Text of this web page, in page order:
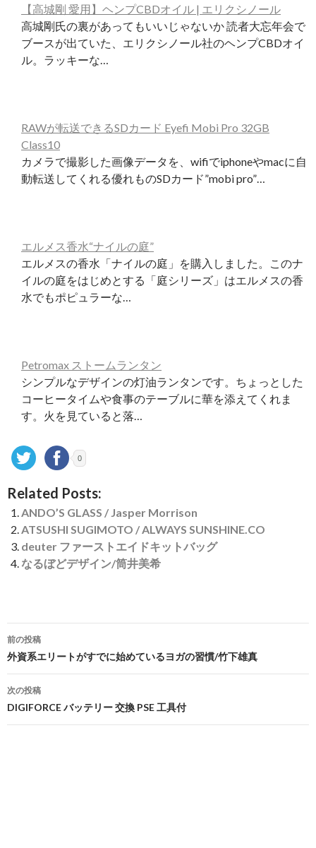
【高城剛 愛用】ヘンプCBDオイル | エリクシノール
高城剛氏の裏があってもいいじゃないか 読者大忘年会で
ブースが出ていた、エリクシノール社のヘンプCBDオイ
ル。ラッキーな…
RAWが転送できるSDカード Eyefi Mobi Pro 32GB
Class10
カメラで撮影した画像データを、wifiでiphoneやmacに自
動転送してくれる優れものSDカード”mobi pro”…
エルメス香水“ナイルの庭”
エルメスの香水「ナイルの庭」を購入しました。このナ
イルの庭をはじめとする「庭シリーズ」はエルメスの香
水でもポピュラーな…
Petromax ストームランタン
シンプルなデザインの灯油ランタンです。ちょっとした
コーヒータイムや食事のテーブルに華を添えてくれま
す。火を見ていると落…
0
Related Posts:
ANDO’S GLASS / Jasper Morrison
ATSUSHI SUGIMOTO / ALWAYS SUNSHINE.CO
deuter ファーストエイドキットバッグ
なるぼどデザイン/筒井美希
投
稿
ナ
ビ
前の投稿
外資系エリートがすでに始めているヨガの習慣/竹下雄真
次の投稿
DIGIFORCE バッテリー 交換 PSE 工具付